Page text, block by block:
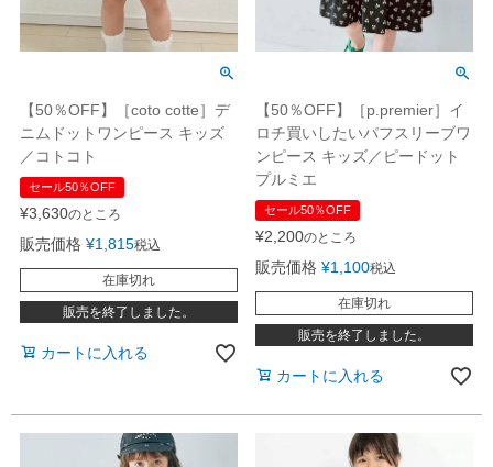
【50％OFF】［coto cotte］デ
ニムドットワンピース キッズ
／コトコト
セール50％OFF
¥3,630のところ
販売価格 ¥1,815税込
在庫切れ
販売を終了しました。
カートに入れる
【50％OFF】［p.premier］イ
ロチ買いしたいパフスリーブワ
ンピース キッズ／ピードット
プルミエ
セール50％OFF
¥2,200のところ
販売価格 ¥1,100税込
在庫切れ
販売を終了しました。
カートに入れる